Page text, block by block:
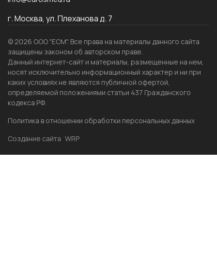
г. Москва, ул. Плеханова д. 7
© 2026 ООО "ЕСМ". Все права на материалы данного сайта
защищены законом об авторском праве.
Данный интернет-сайт и материалы, размещенные на нем,
носят исключительно информационный характер и ни при
каких условиях не являются публичной офертой,
определяемой положениями статьи 437 Гражданского
кодекса РФ.
Политика в отношении обработки персональных данных
Создание сайта WRP